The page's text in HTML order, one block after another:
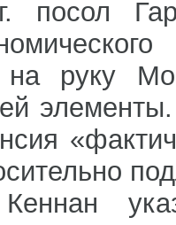
посол
на руку